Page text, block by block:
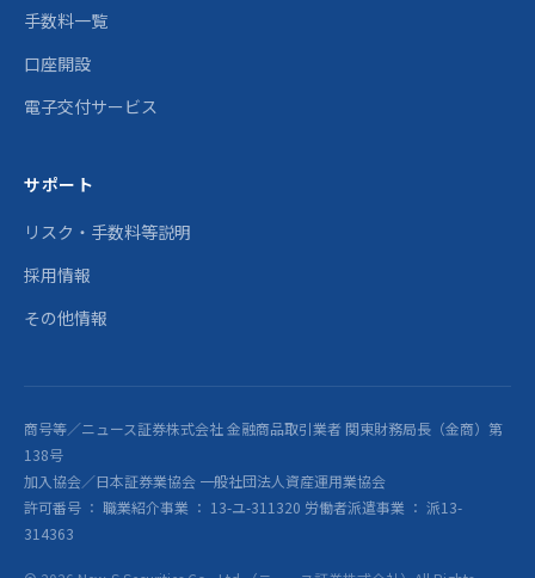
手数料一覧
口座開設
電子交付サービス
サポート
リスク・手数料等説明
採用情報
その他情報
商号等／ニュース証券株式会社 金融商品取引業者 関東財務局長（金商）第
138号
加入協会／日本証券業協会 一般社団法人資産運用業協会
許可番号 ： 職業紹介事業 ： 13-ユ-311320 労働者派遣事業 ： 派13-
314363